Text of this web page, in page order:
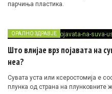
парчиња пластика.
ОРАЛНО ЗДРАВЈЕ
Што влијае врз појавата на
неа?
Сувата уста или ксеростомија е
плунка од страна на плунковните